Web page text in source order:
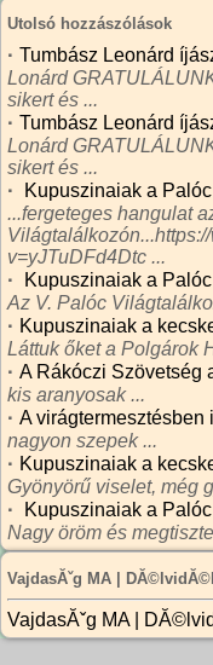
Utolsó hozzászólások
· Tumbász Leonárd
Lonárd
sikert és ...
· Tumbász Leonárd
Lonárd
sikert és ...
·
Kupuszinaiak a
...fergeteges hangulat
v=yJTuDFd4Dtc ...
·
Kupuszinaiak a
Az V. Palóc
· Kupuszinaiak a
Láttuk őket a Polgárok
· A Rákóczi Szövetség
kis aranyosak ...
· A virágtermesztésben
nagyon szepek ...
· Kupuszinaiak a
Gyönyörű viselet, még
·
Kupuszinaiak a
Nagy öröm és
VajdasĂˇg MA |
VajdasĂˇg MA |